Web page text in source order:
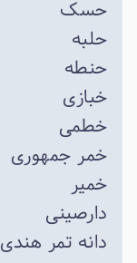
حسک
حلبه
حنطه
خبازی
خطمی
خمر جمهوری
خمیر
دارصینی
دانه تمر هندی